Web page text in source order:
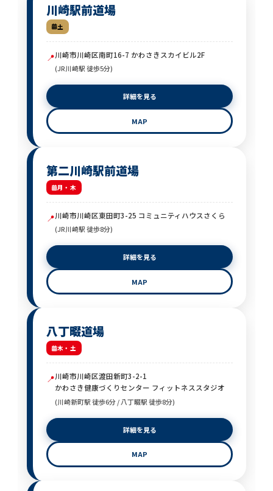
川崎駅前道場
土
📍川崎市川崎区南町16-7 かわさきスカイビル2F
(JR川崎駅 徒歩5分)
詳細を見る
MAP
第二川崎駅前道場
月・木
📍川崎市川崎区東田町3-25 コミュニティハウスさくら
(JR川崎駅 徒歩8分)
詳細を見る
MAP
八丁畷道場
木・土
📍川崎市川崎区渡田新町3-2-1
かわさき健康づくりセンター フィットネススタジオ
(川崎新町駅 徒歩6分 / 八丁畷駅 徒歩8分)
詳細を見る
MAP